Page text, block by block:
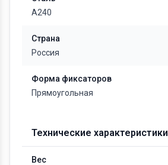
А240
Страна
Россия
Форма фиксаторов
Прямоугольная
Технические характеристики
Вес